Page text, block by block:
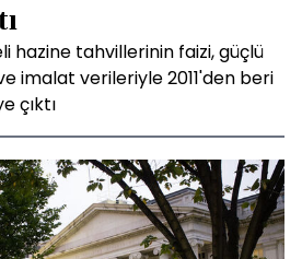
hazine tahvillerinin faizi, güçlü
imalat verileriyle 2011'den beri
çıktı